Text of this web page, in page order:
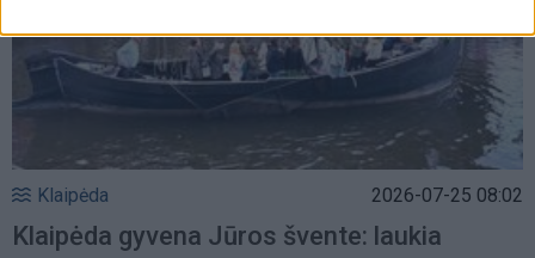
Klaipėda 2026-07-25 08:02
Klaipėda gyvena Jūros švente: laukia